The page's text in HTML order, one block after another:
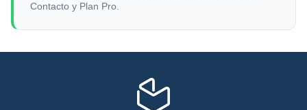
Contacto y Plan Pro.